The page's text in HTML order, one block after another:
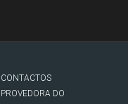
CONTACTOS
PROVEDORA DO